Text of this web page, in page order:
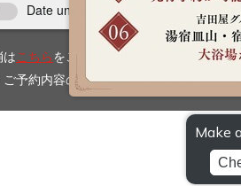
Date undecided
はこちらをご確認ください。
ご予約内容の確認 ご予約内容の変更